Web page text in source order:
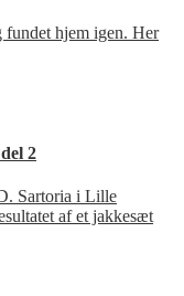
hjem igen. Her
2
Sartoria i Lille
af et jakkesæt